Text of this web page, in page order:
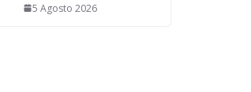
5 Agosto 2026